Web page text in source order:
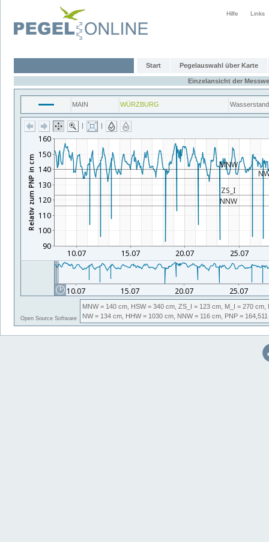
Hilfe Links
Start Pegelauswahl über Karte
Einzelansicht der
MAIN WÜRZBURG Wasserstand
| |
Open Source Software
MNW= 140 cm, HSW= 340 cm, ZS_I = 123 cm, M_I = 270 cm,
NW= 134 cm, HHW= 1030 cm, NNW= 116 cm, PNP = 164,511